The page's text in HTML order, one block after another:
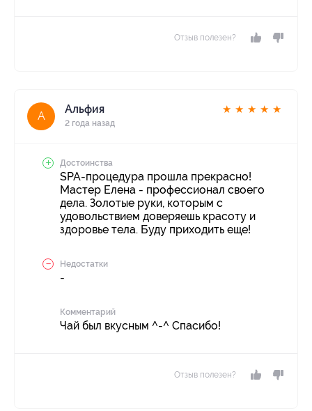
Отзыв полезен?
А
Альфия
2 года назад
★ ★ ★ ★ ★
Достоинства
SPA-процедура прошла прекрасно!
Мастер Елена - профессионал своего
дела. Золотые руки, которым с
удовольствием доверяешь красоту и
здоровье тела. Буду приходить еще!
Недостатки
-
Комментарий
Чай был вкусным ^-^ Спасибо!
Отзыв полезен?